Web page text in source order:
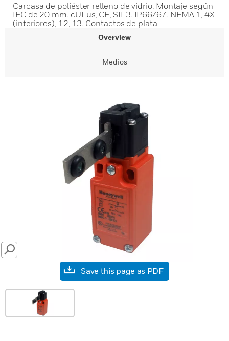
Carcasa de poliéster relleno de vidrio. Montaje según
IEC de 20 mm. cULus, CE, SIL3. IP66/67. NEMA 1, 4X
(interiores), 12, 13. Contactos de plata
Overview
Medios
SEARCH
Save this page as PDF